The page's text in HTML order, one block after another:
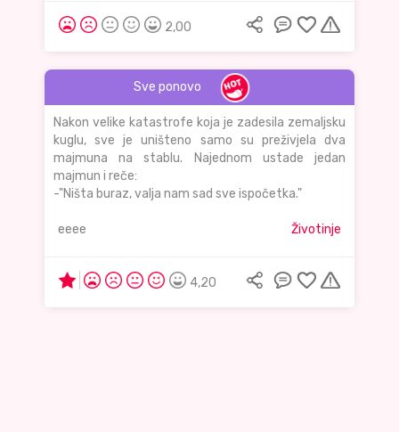
2,00
Sve ponovo
Nakon velike katastrofe koja je zadesila zemaljsku
kuglu, sve je uništeno samo su preživjela dva
majmuna na stablu. Najednom ustade jedan
majmun i reče:
-"Ništa buraz, valja nam sad sve ispočetka."
eeee Životinje
4,20